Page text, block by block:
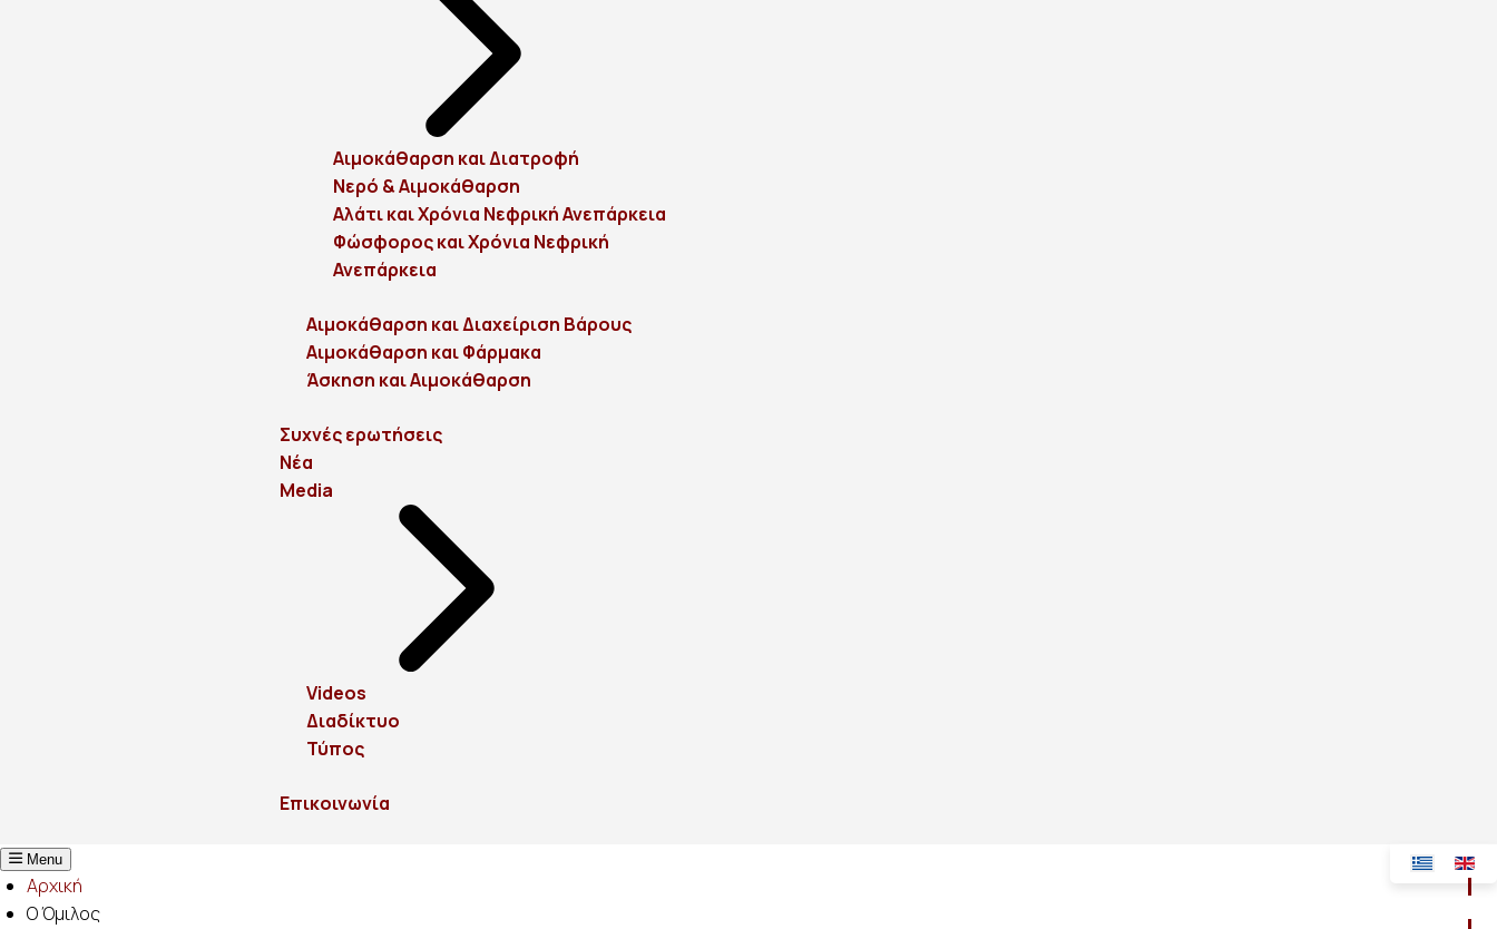
Αιμοκάθαρση και Διατροφή
Νερό & Αιμοκάθαρση
Αλάτι και Χρόνια Νεφρική Ανεπάρκεια
Φώσφορος και Χρόνια Νεφρική
Ανεπάρκεια
Αιμοκάθαρση και Διαχείριση Βάρους
Αιμοκάθαρση και Φάρμακα
Άσκηση και Αιμοκάθαρση
Συχνές ερωτήσεις
Νέα
Media
Videos
Διαδίκτυο
Τύπος
Επικοινωνία
Menu
Αρχική
Ο Όμιλος